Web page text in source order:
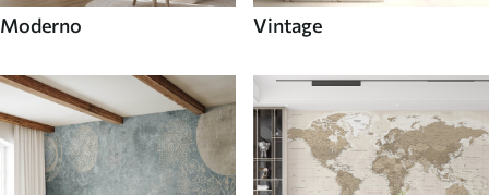
Moderno Vintage